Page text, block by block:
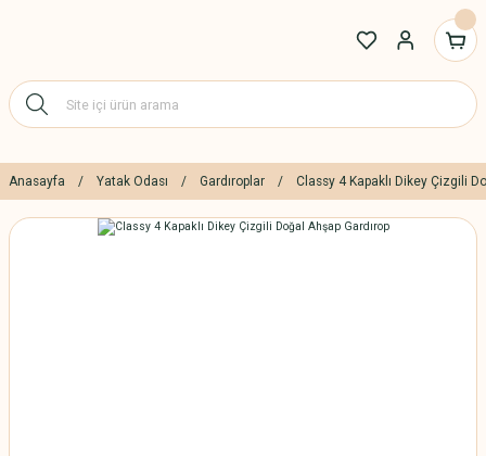
Anasayfa Yatak Odası Gardıroplar Classy 4 Kapaklı Dikey Çizgili